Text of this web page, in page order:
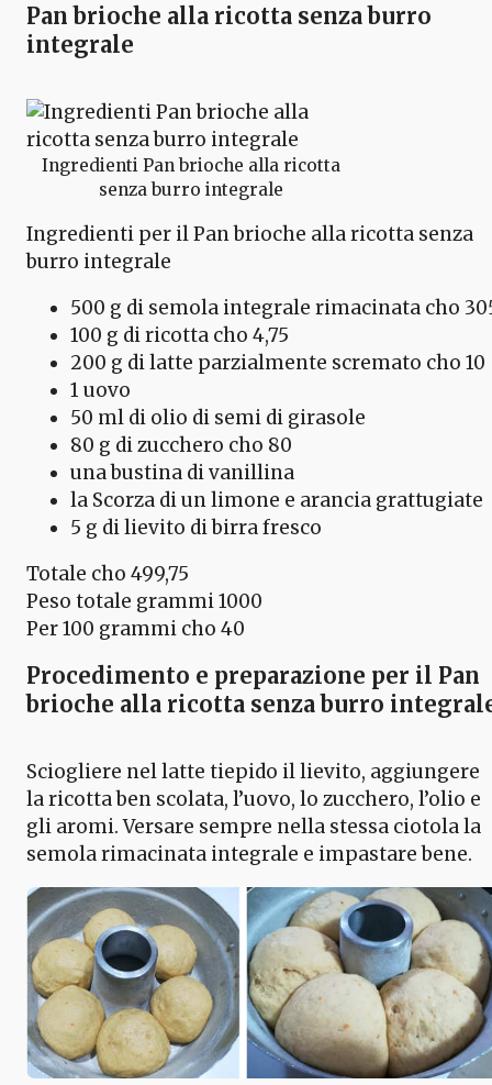
Pan brioche alla ricotta senza burro
integrale
Ingredienti Pan brioche alla ricotta
senza burro integrale
Ingredienti per il Pan brioche alla ricotta senza
burro integrale
500 g di semola integrale rimacinata cho
100 g di ricotta cho 4,75
200 g di latte parzialmente scremato cho 10
1 uovo
50 ml di olio di semi di girasole
80 g di zucchero cho 80
una bustina di vanillina
la Scorza di un limone e arancia grattugiate
5 g di lievito di birra fresco
Totale cho 499,75
Peso totale grammi 1000
Per 100 grammi cho 40
Procedimento e preparazione per il Pan
brioche alla ricotta senza burro
Sciogliere nel latte tiepido il lievito, aggiungere
la ricotta ben scolata, l’uovo, lo zucchero, l’olio e
gli aromi. Versare sempre nella stessa ciotola la
semola rimacinata integrale e impastare bene.